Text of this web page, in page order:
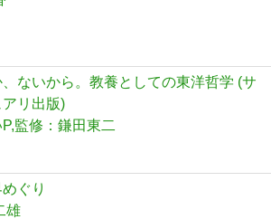
、ないから。教養としての東洋哲学 (サ
リ出版)
監修：鎌田東二
ぐり
雄